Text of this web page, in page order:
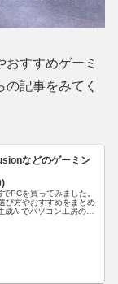
すすめゲーミ
記事をみてく
などのゲーミン
PCを買ってみました。
び方やおすすめをまとめ
成AIでパソコン工房の